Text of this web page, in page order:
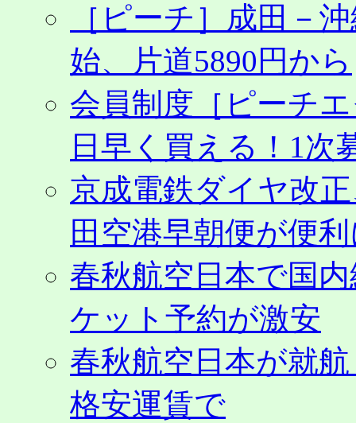
［ピーチ］成田－
始、片道5890円から
会員制度［ピーチ
日早く買える！1次
京成電鉄ダイヤ改
田空港早朝便が便
春秋航空日本で国
ケット予約が激安
春秋航空日本が就
格安運賃で